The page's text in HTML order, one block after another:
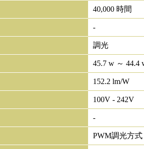
40,000 時間
-
調光
45.7 w ～ 44.4
152.2 lm/W
100V - 242V
-
PWM調光方式